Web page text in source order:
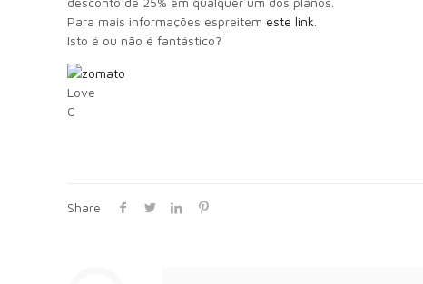
Para mais informações espreitem este link
Isto é ou não é fantástico?
Love
C
Share